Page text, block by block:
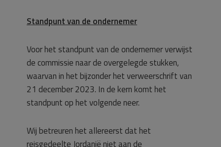
Standpunt van de ondernemer
Voor het standpunt van de ondernemer verwijst
de commissie naar de overgelegde stukken,
waarvan in het bijzonder het verweerschrift van
21 december 2023. In de kern komt het
standpunt op het volgende neer.
Wij betreuren het allereerst dat het
reisgedeelte Jordanië niet aan de